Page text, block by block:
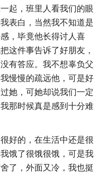
起，班里人看我们的眼
表白，当然我不知道是
，毕竟他长得讨人喜
这件事告诉了好朋友，
有答应。我不想辜负父
慢慢的疏远他，可是好
她，可她却说我们一定
那时候真是感到十分难
好的，在生活中还是很
饿了很饿很饿，可是我
了，外面又冷，我也挺